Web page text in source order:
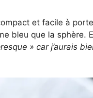
et facile à
bleu que la sphère.
» car j’aurais